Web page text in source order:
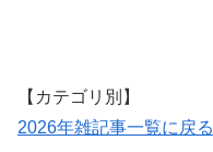
【カテゴリ別】
2026年雑記事一覧に戻る